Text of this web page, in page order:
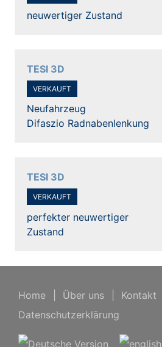
neuwertiger Zustand
TESI 3D
VERKAUFT
Neufahrzeug
Difaszio Radnabenlenkung
TESI 3D
VERKAUFT
perfekter neuwertiger
Zustand
Home Über uns Kontakt
Datenschutzerklärung